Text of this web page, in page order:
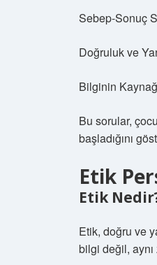
Sebep-Sonuç
Doğruluk ve
Bilginin
Bu sorular,
başladığını
Etik
Etik
Etik, doğru ve
bilgi değil,